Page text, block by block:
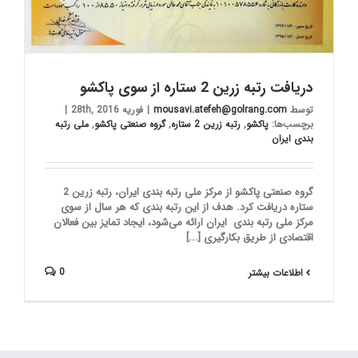
دریافت رتبه زرین 2 ستاره از سوی پاکشو
توسط mousavi.atefeh@golrang.com
| فوریه 28th, 2016
|
برچسب‌ها: پاکشو, رتبه زرین 2 ستاره ,گروه صنعتی پاکشو, ملی رتبه
بندی ایران
گروه صنعتی پاکشو از مرکز ملی رتبه بندی ایران، رتبه زرین 2
ستاره دریافت کرد. هدف از این رتبه بندی که هر سال از سوی
مرکز ملی رتبه بندی ایران ارائه می‌شود، ایجاد تمایز بین فعالان
اقتصادی از طریق بکارگیری [...]
اطلاعات بیشتر 0